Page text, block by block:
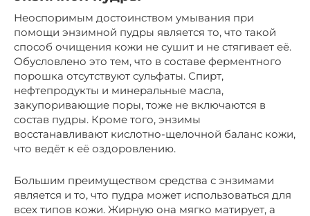
Неоспоримым достоинством умывания при
помощи энзимной пудры является то, что такой
способ очищения кожи не сушит и не стягивает её.
Обусловлено это тем, что в составе ферментного
порошка отсутствуют сульфаты. Спирт,
нефтепродукты и минеральные масла,
закупоривающие поры, тоже не включаются в
состав пудры. Кроме того, энзимы
восстанавливают кислотно-щелочной баланс кожи,
что ведёт к её оздоровлению.
Большим преимуществом средства с энзимами
является и то, что пудра может использоваться для
всех типов кожи. Жирную она мягко матирует, а